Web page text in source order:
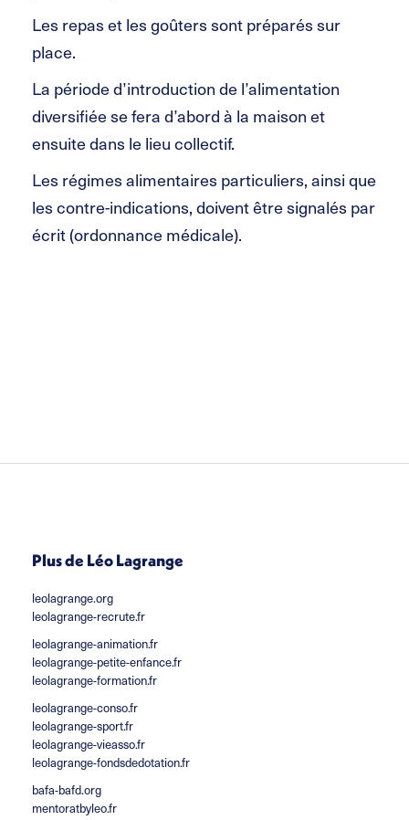
Les repas et les goûters sont préparés sur
place.
La période d’introduction de l’alimentation
diversifiée se fera d’abord à la maison et
ensuite dans le lieu collectif.
Les régimes alimentaires particuliers, ainsi que
les contre-indications, doivent être signalés par
écrit (ordonnance médicale).
Plus de Léo Lagrange
leolagrange.org
leolagrange-recrute.fr
leolagrange-animation.fr
leolagrange-petite-enfance.fr
leolagrange-formation.fr
leolagrange-conso.fr
leolagrange-sport.fr
leolagrange-vieasso.fr
leolagrange-fondsdedotation.fr
bafa-bafd.org
mentoratbyleo.fr